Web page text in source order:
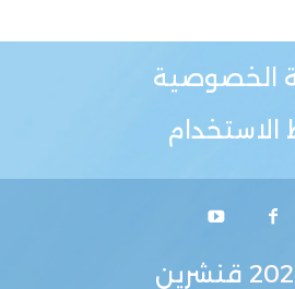
الخصوصية
الاستخدام
قنشرين